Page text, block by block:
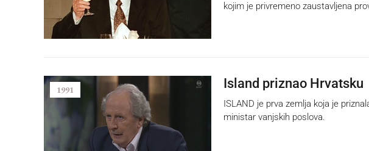
kojim je privremeno zaustavljena
Island priznao Hrvatsku
ISLAND je prva zemlja koja je
ministar vanjskih poslova.
1991